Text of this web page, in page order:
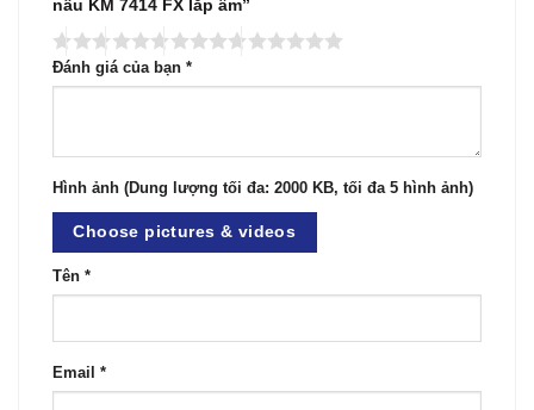
nấu KM 7414 FX lắp âm”
Đánh giá của bạn *
Hình ảnh (Dung lượng tối đa: 2000 KB, tối đa 5 hình ảnh)
Choose pictures & videos
Tên *
Email *